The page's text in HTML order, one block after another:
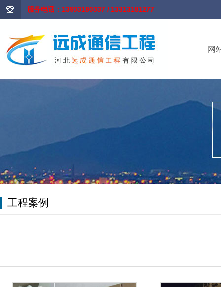
服务电话：13903180337 / 13313181277
网
工程案例